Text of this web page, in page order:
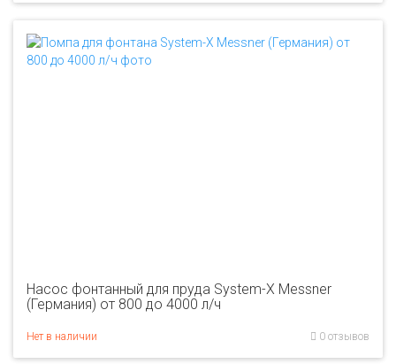
Насос фонтанный для пруда System-X Messner
(Германия) от 800 до 4000 л/ч
Нет в наличии 0 отзывов